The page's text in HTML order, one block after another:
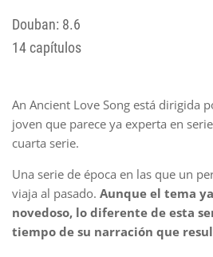
Douban: 8.6
14 capítulos
An Ancient Love Song está dirigida
joven que parece ya experta en
cuarta serie.
Una serie de época en las que un
viaja al pasado. Aunque el tema
novedoso, lo diferente de esta
tiempo de su narración que